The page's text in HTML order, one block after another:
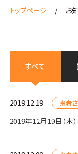
トップページ お
すべて
2019.12.19 患者
2019年12月19日（木